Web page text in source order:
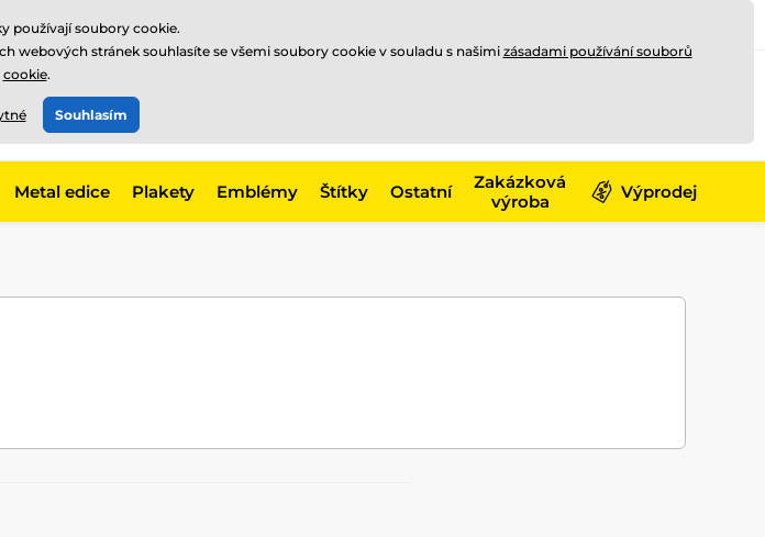
775 400 255
Zavolejte nám
Metal edice Plakety Emblémy Štítky Ostatní
Zakázková
výroba
Výprodej
používají soubory cookie.
webových stránek souhlasíte se všemi soubory cookie v souladu s našimi zásadami používání souborů
cookie.
Souhlasím